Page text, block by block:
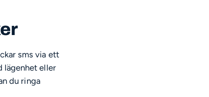
sms via ett
lägenhet eller
du ringa